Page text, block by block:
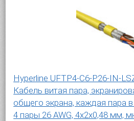
Hyperline UFTP4-C6-P26-IN-
Кабель витая пара,
общего экрана, каждая пара в
4 пары 26 AWG, 4х2х0,48 мм,